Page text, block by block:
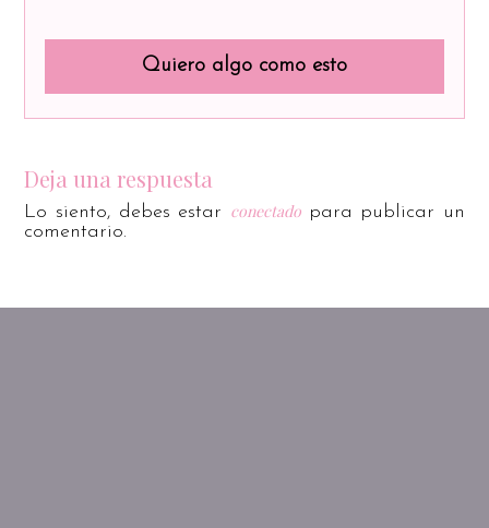
Quiero algo como esto
Deja una respuesta
Lo siento, debes estar conectadopara publicar un
comentario.